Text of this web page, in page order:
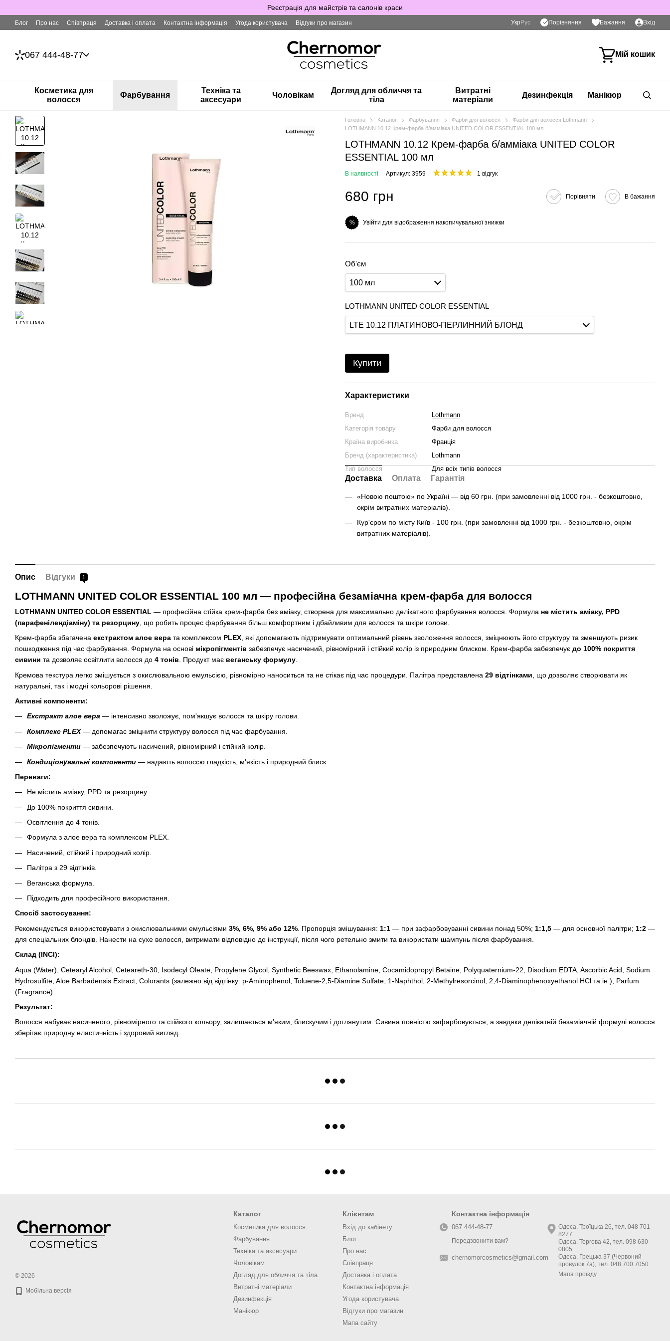
Реєстрація для майстрів та салонів краси
Блог Про нас Співпраця Доставка і оплата Контактна інформація Угода користувача Відгуки про магазин Укр Рус Порівняння Бажання Вхід
067 444-48-77 Мій кошик
Косметика для
волосся
Фарбування
Техніка та
аксесуари
Чоловікам
Догляд для обличчя та
тіла
Витратні
матеріали
Дезинфекція Манікюр
Головна Каталог Фарбування Фарби для волосся
Фарби для волосся Lothmann
LOTHMANN 10.12 Крем-фарба б/амміака UNITED COLOR ESSENTIAL 100 мл
LOTHMANN 10.12 Крем-фарба б/амміака UNITED COLOR
ESSENTIAL 100 мл
В наявності Артикул: 3959 1 відгук
680 грн Порівняти В бажання
% Увійти для відображення накопичувальної знижки
Об'єм
100 мл
LOTHMANN UNITED COLOR ESSENTIAL
LTE 10.12 ПЛАТИНОВО-ПЕРЛИННИЙ БЛОНД
Купити
Характеристики
Бренд
Lothmann
Категорія товару
Фарби для волосся
Країна виробника
Франція
Бренд (характеристика)
Lothmann
Тип волосся
Для всіх типів волосся
Доставка Оплата Гарантія
«Новою поштою» по Україні — від 60 грн. (при замовленні від 1000 грн. - безкоштовно,
окрім витратних матеріалів).
Кур'єром по місту Київ - 100 грн. (при замовленні від 1000 грн. - безкоштовно, окрім
витратних матеріалів).
Опис Відгуки 1
LOTHMANN UNITED COLOR ESSENTIAL 100 мл — професійна безаміачна крем-фарба для волосся
LOTHMANN UNITED COLOR ESSENTIAL — професійна стійка крем-фарба без аміаку, створена для максимально делікатного фарбування волосся. Формула не містить аміаку, PPD
(парафенілендіаміну) та резорцину , що робить процес фарбування більш комфортним і дбайливим для волосся та шкіри голови.
Крем-фарба збагачена екстрактом алое вера та комплексом PLEX , які допомагають підтримувати оптимальний рівень зволоження волосся, зміцнюють його структуру та зменшують ризик
пошкодження під час фарбування. Формула на основі мікропігментів забезпечує насичений, рівномірний і стійкий колір із природним блиском. Крем-фарба забезпечує до 100% покриття
сивини та дозволяє освітлити волосся до 4 тонів . Продукт має веганську формулу
Кремова текстура легко змішується з окислювальною емульсією, рівномірно наноситься та не стікає під час процедури. Палітра представлена 29 відтінками , що дозволяє створювати як
натуральні, так і модні кольорові рішення.
Активні компоненти:
Екстракт алое вера — інтенсивно зволожує, пом'якшує волосся та шкіру голови.
Комплекс PLEX— допомагає зміцнити структуру волосся під час фарбування.
Мікропігменти — забезпечують насичений, рівномірний і стійкий колір.
Кондиціонувальні компоненти — надають волоссю гладкість, м'якість і природний блиск.
Переваги:
Не містить аміаку, PPD та резорцину.
До 100% покриття сивини.
Освітлення до 4 тонів.
Формула з алое вера та комплексом PLEX.
Насичений, стійкий і природний колір.
Палітра з 29 відтінків.
Веганська формула.
Підходить для професійного використання.
Спосіб застосування:
Рекомендується використовувати з окислювальними емульсіями 3%, 6%, 9% або 12% . Пропорція змішування: 1:1 — при зафарбовуванні сивини понад 50%; 1:1,5 — для основної палітри; 1:2 —
для спеціальних блондів. Нанести на сухе волосся, витримати відповідно до інструкції, після чого ретельно змити та використати шампунь після фарбування.
Склад (INCI):
Aqua (Water), Cetearyl Alcohol, Ceteareth-30, Isodecyl Oleate, Propylene Glycol, Synthetic Beeswax, Ethanolamine, Cocamidopropyl Betaine, Polyquaternium-22, Disodium EDTA, Ascorbic Acid, Sodium
Hydrosulfite, Aloe Barbadensis Extract, Colorants (залежно від відтінку: p-Aminophenol, Toluene-2,5-Diamine Sulfate, 1-Naphthol, 2-Methylresorcinol, 2,4-Diaminophenoxyethanol HCl та ін.), Parfum
(Fragrance).
Результат:
Волосся набуває насиченого, рівномірного та стійкого кольору, залишається м'яким, блискучим і доглянутим. Сивина повністю зафарбовується, а завдяки делікатній безаміачній формулі волосся
зберігає природну еластичність і здоровий вигляд.
© 2026
Мобільна версія
Каталог
Косметика для волосся
Фарбування
Техніка та аксесуари
Чоловікам
Догляд для обличчя та тіла
Витратні матеріали
Дезинфекція
Манікюр
Клієнтам
Вхід до кабінету
Блог
Про нас
Співпраця
Доставка і оплата
Контактна інформація
Угода користувача
Відгуки про магазин
Мапа сайту
Контактна інформація
067 444-48-77
Передзвонити вам?
chernomorcosmetics@gmail.com
Одеса. Троїцька 26, тел. 048 701
8277
Одеса. Торгова 42, тел. 098 630
0805
Одеса. Грецька 37 (Червоний
провулок 7а), тел. 048 700 7050
Мапа проїзду